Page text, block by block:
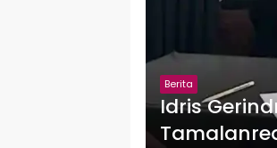
Berita
Idris